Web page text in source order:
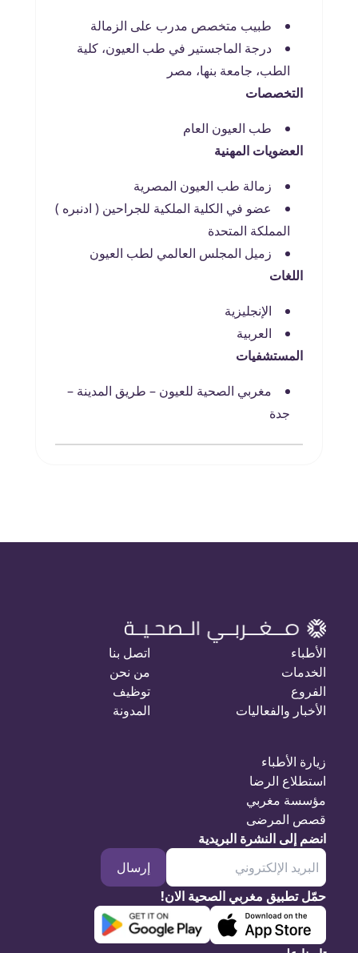
طبيب متخصص مدرب على الزمالة
درجة الماجستير في طب العيون، كلية
الطب، جامعة بنها، مصر
التخصصات
طب العيون العام
العضويات المهنية
زمالة طب العيون المصرية
عضو في الكلية الملكية للجراحين ( ادنبره )
المملكة المتحدة
زميل المجلس العالمي لطب العيون
اللغات
الإنجليزية
العربية
المستشفيات
مغربي الصحية للعيون – طريق المدينة –
جدة‎
الأطباء
الخدمات
الفروع
الأخبار والفعاليات
اتصل بنا
من نحن
توظيف
المدونة
زيارة الأطباء
استطلاع الرضا
مؤسسة مغربي
قصص المرضى
انضم إلى النشرة البريدية
إرسال
حمّل تطبيق مغربي الصحية الان!